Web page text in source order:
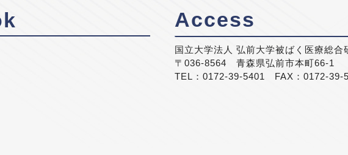
Access
国立大学法人 弘前大学被ばく医療総合
〒036-8564 青森県弘前市本町66-1
TEL：0172-39-5401 FAX：0172-39-